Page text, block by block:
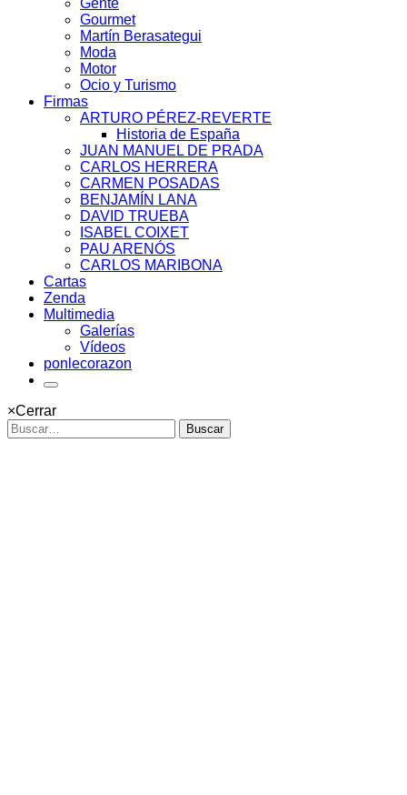
Gente
Gourmet
Martín Berasategui
Moda
Motor
Ocio y Turismo
Firmas
ARTURO PÉREZ-REVERTE
Historia de España
JUAN MANUEL DE PRADA
CARLOS HERRERA
CARMEN POSADAS
BENJAMÍN LANA
DAVID TRUEBA
ISABEL COIXET
PAU ARENÓS
CARLOS MARIBONA
Cartas
Zenda
Multimedia
Galerías
Vídeos
ponlecorazon
×Cerrar
Buscar